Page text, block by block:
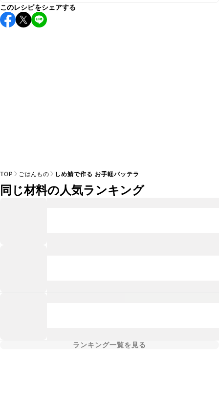
保存期間は冷蔵で当日中が目安です。なるべくお早めにお召
し上がりください。
このレシピをシェアする
TOP ごはんもの しめ鯖で作る お手軽バッテラ
同じ材料の人気ランキング
ランキング一覧を見る